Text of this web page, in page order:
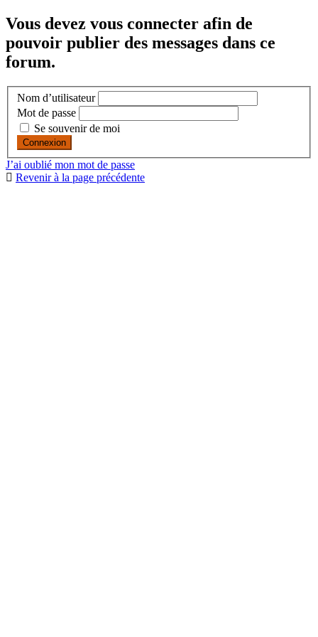
Vous devez vous connecter afin de
pouvoir publier des messages dans ce
forum.
Nom d’utilisateur
Mot de passe
Se souvenir de moi
J’ai oublié mon mot de passe
Revenir à la page précédente